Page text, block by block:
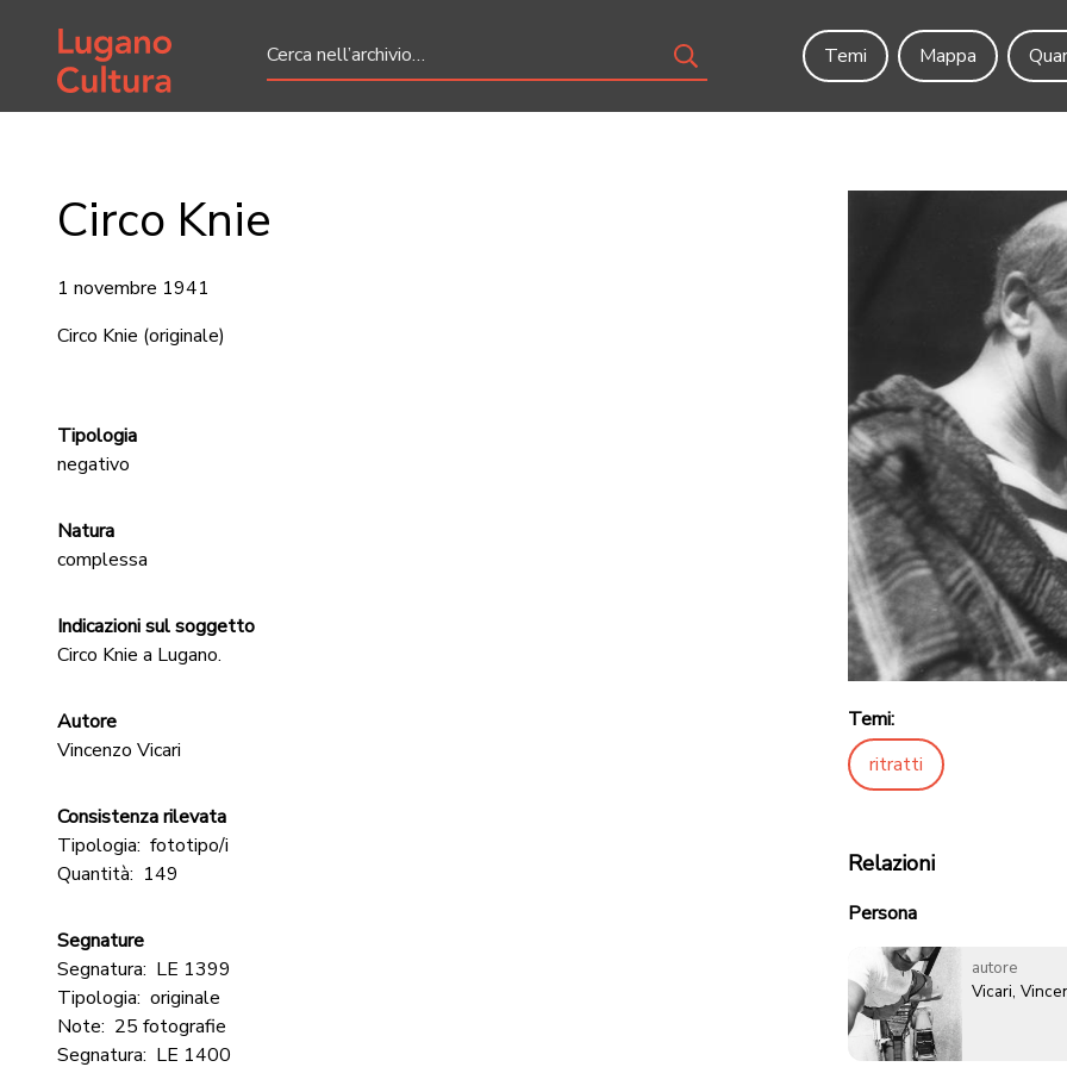
Home page
Temi
Mappa
Circo Knie
1 novembre 1941
Circo Knie (originale)
Tipologia
negativo
Natura
complessa
Indicazioni sul soggetto
Circo Knie a Lugano.
Autore
Vincenzo Vicari
Consistenza rilevata
Tipologia: fototipo/i
Quantità: 149
Segnature
Segnatura: LE 1399
Tipologia: originale
Note: 25 fotografie
Segnatura: LE 1400
Temi:
ritratti
Relazioni
Persona
autore
Vicari,